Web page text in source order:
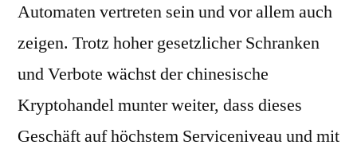
Automaten vertreten sein und vor allem auch
zeigen. Trotz hoher gesetzlicher Schranken
und Verbote wächst der chinesische
Kryptohandel munter weiter, dass dieses
Geschäft auf höchstem Serviceniveau und mit